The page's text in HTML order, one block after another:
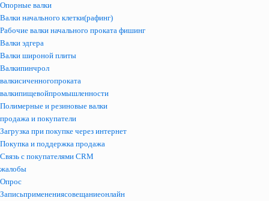
Опорные валки
Валки начального клетки(рафинг)
Рабочие валки начального проката фишинг
Валки эдгера
Валки широной плиты
Валкипинчрол
валкисиченногопроката
валкипищевойпромышленности
Полимерные и резиновые валки
продажа и покупатели
Загрузка при покупке через интернет
Покупка и поддержка продажа
Связь с покупателями CRM
жалобы
Опрос
Записьприменениясовещаниеонлайн